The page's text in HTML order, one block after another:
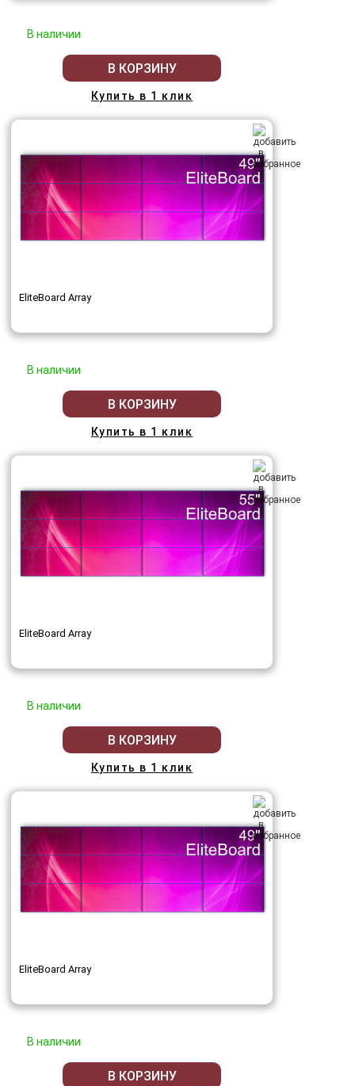
В наличии
В КОРЗИНУ
Купить в 1 клик
EliteBoard Array
В наличии
В КОРЗИНУ
Купить в 1 клик
EliteBoard Array
В наличии
В КОРЗИНУ
Купить в 1 клик
EliteBoard Array
В наличии
В КОРЗИНУ